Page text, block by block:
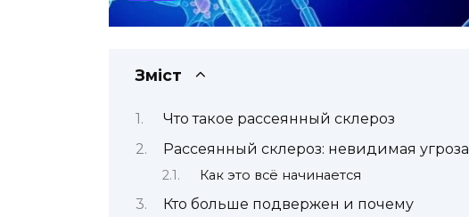
Зміст
Что такое рассеянный склероз
Рассеянный склероз: невидимая угроза
Как это всё начинается
Кто больше подвержен и почему